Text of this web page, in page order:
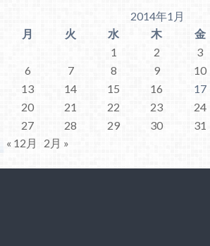
2014年1月
月
火 水 木 金
1
2 3
6
7 8 9 10
13
14 15 16 17
20
21 22 23 24
27
28 29 30
31
« 12月
2月 »